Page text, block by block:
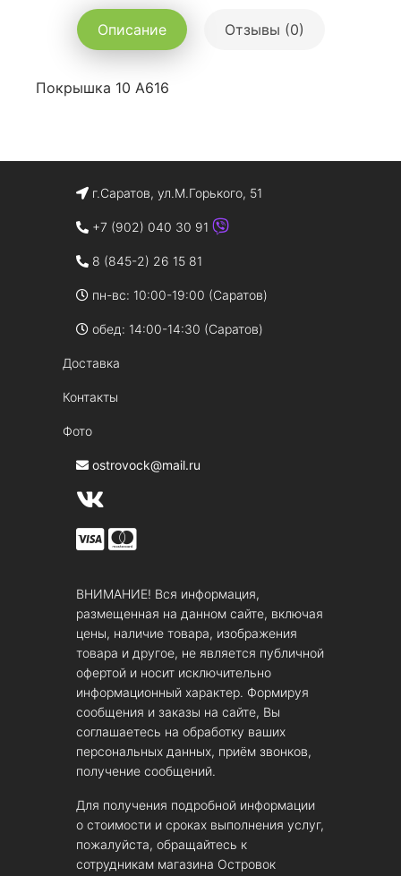
Описание Отзывы (0)
Покрышка 10 А616
г.Саратов, ул.М.Горького, 51
+7 (902) 040 30 91
8 (845-2) 26 15 81
пн-вс: 10:00-19:00 (Саратов)
обед: 14:00-14:30 (Саратов)
Доставка
Контакты
Фото
ostrovock@mail.ru
ВНИМАНИЕ! Вся информация,
размещенная на данном сайте, включая
цены, наличие товара, изображения
товара и другое, не является публичной
офертой и носит исключительно
информационный характер. Формируя
сообщения и заказы на сайте, Вы
соглашаетесь на обработку ваших
персональных данных, приём звонков,
получение сообщений.
Для получения подробной информации
о стоимости и сроках выполнения услуг,
пожалуйста, обращайтесь к
сотрудникам магазина Островок